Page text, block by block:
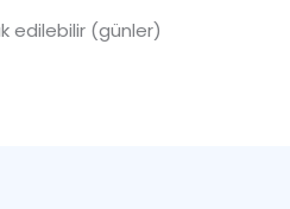
edilebilir (günler)